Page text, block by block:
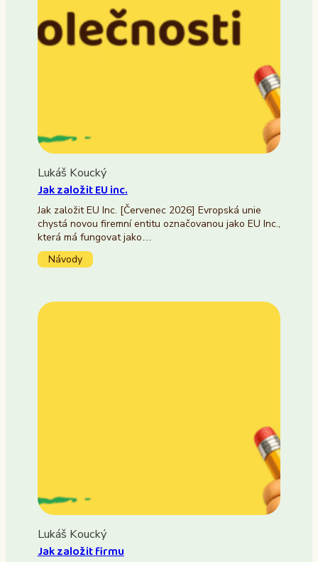
Lukáš Koucký
Jak založit EU inc.
Jak založit EU Inc. [Červenec 2026] Evropská unie
chystá novou firemní entitu označovanou jako EU Inc.,
která má fungovat jako…
Návody
Lukáš Koucký
Jak založit firmu